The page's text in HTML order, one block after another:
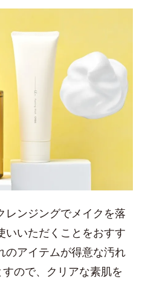
レンジングでメイクを落
いいただくことをおすす
のアイテムが得意な汚れ
ので、クリアな素肌を